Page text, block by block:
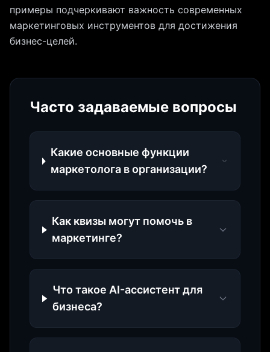
примеры подчеркивают важность современных
маркетинговых инструментов для достижения
бизнес-целей.
Часто задаваемые вопросы
Какие основные функции
маркетолога в организации?
Как квизы могут помочь в
маркетинге?
Что такое AI-ассистент для
бизнеса?